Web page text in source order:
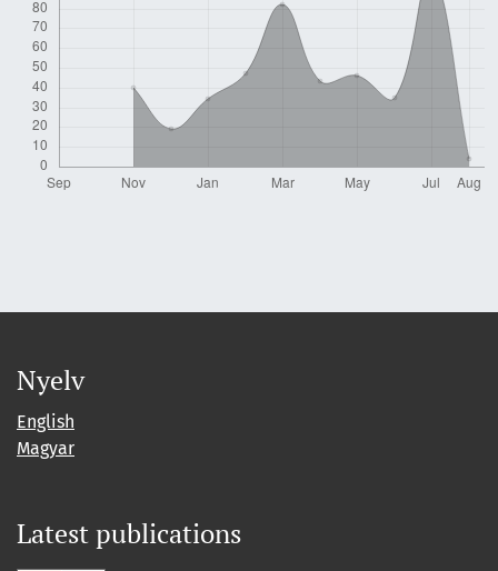
Nyelv
English
Magyar
Latest publications